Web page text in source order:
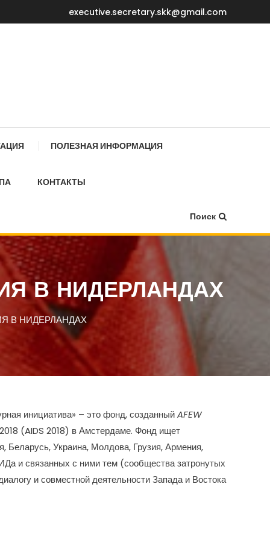
executive.secretary.skk@gmail.com
ПОЛЕЗНАЯ ИНФОРМАЦИЯ
КОНТАКТЫ
Поиск
В НИДЕРЛАНДАХ
В НИДЕРЛАНДАХ
инициатива» – это фонд, созданныйAFEW
(AIDS 2018) в Амстердаме. Фонд ищет
Беларусь, Украина, Молдова, Грузия, Армения,
и связанных с ними тем (сообщества затронутых
и совместной деятельности Запада и Востока